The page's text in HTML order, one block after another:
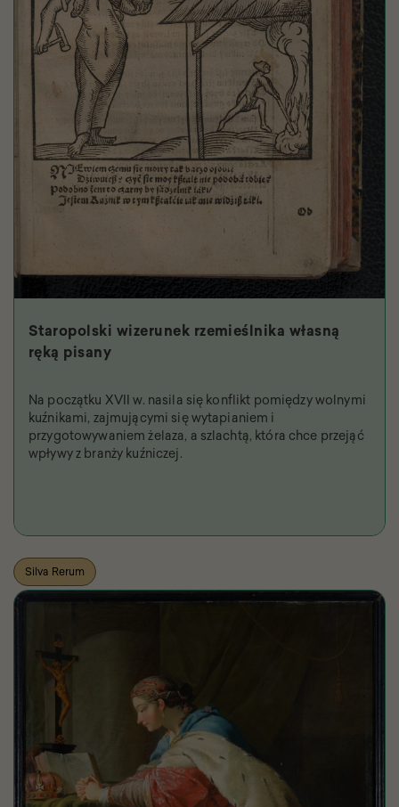
Staropolski wizerunek rzemieślnika własną
ręką pisany
Na początku XVII w. nasila się konflikt pomiędzy wolnymi
kuźnikami, zajmującymi się wytapianiem i
przygotowywaniem żelaza, a szlachtą, która chce przejąć
wpływy z branży kuźniczej.
Silva Rerum